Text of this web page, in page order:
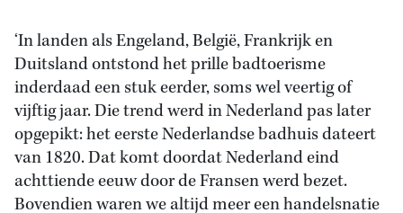
‘In landen als Engeland, België, Frankrijk en
Duitsland ontstond het prille badtoerisme
inderdaad een stuk eerder, soms wel veertig of
vijftig jaar. Die trend werd in Nederland pas later
opgepikt: het eerste Nederlandse badhuis dateert
van 1820. Dat komt doordat Nederland eind
achttiende eeuw door de Fransen werd bezet.
Bovendien waren we altijd meer een handelsnatie